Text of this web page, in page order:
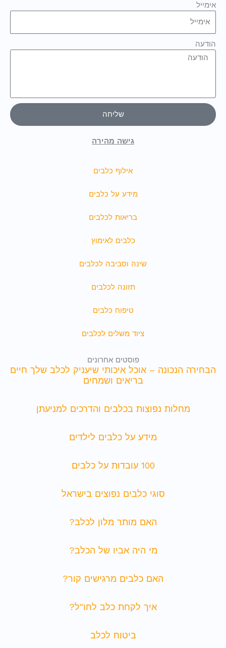
אימייל
הודעה
שליחה
גישה מהירה
אילוף כלבים
מידע על כלבים
בריאות לכלבים
כלבים לאימוץ
שינה וסביבה לכלבים
תזונה לכלבים
טיפוח כלבים
ציוד משלים לכלבים
פוסטים אחרונים
הבחירה הנכונה – אוכל איכותי שיעניק לכלב שלך חיים
בריאים ושמחים
מחלות נפוצות בכלבים והדרכים למניעתן
מידע על כלבים לילדים
100 עובדות על כלבים
סוגי כלבים נפוצים בישראל
האם מותר מלון לכלב?
מי היה אביו של הכלב?
האם כלבים מרגישים קור?
איך לקחת כלב לחו"ל?
ביטוח לכלב